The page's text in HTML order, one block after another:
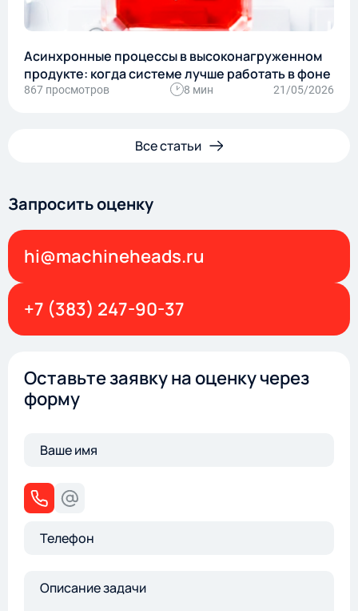
Асинхронные процессы в высоконагруженном
продукте: когда системе лучше работать в фоне
867 просмотров 8 мин 21/05/2026
Все статьи
Запросить оценку
hi@machineheads.ru
+7 (383) 247-90-37
Оставьте заявку на оценку через
форму